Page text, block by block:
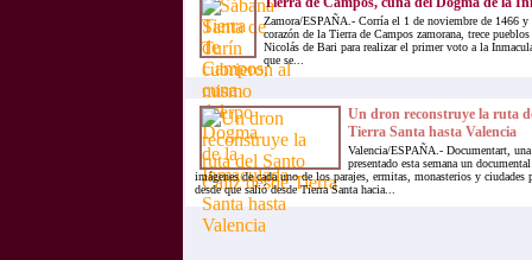
Zamora/ESPAÑA.- Corría el 1 de noviembre de 1466
corazón de la Tierra de Campos zamorana, trece
Nicolás de Bari para realizar el primer voto a la
que se...
Un dron reconstruye la ruta
Tierra Santa hasta Valencia
Valencia/ESPAÑA.- Documentart,
presentado esta semana un
imágenes de cada uno de los parajes, ermitas, monasterios y
desde que salió desde Tierra Santa hacia...